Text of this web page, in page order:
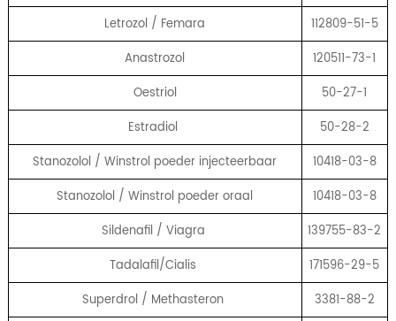
Letrozol / Femara
112809-51-5
Anastrozol
120511-73-1
Oestriol
50-27-1
Estradiol
50-28-2
Stanozolol / Winstrol poeder injecteerbaar
10418-03-8
Stanozolol / Winstrol poeder oraal
10418-03-8
Sildenafil / Viagra
139755-83-2
Tadalafil/Cialis
171596-29-5
Superdrol / Methasteron
3381-88-2